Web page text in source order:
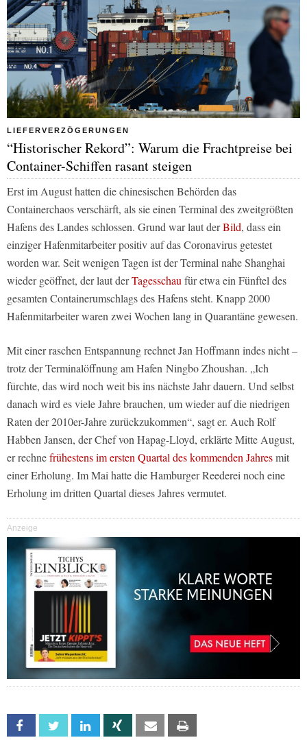
LIEFERVERZÖGERUNGEN
“Historischer Rekord”: Warum die Frachtpreise bei
Container-Schiffen rasant steigen
Erst im August hatten die chinesischen Behörden das
Containerchaos verschärft, als sie einen Terminal des zweitgrößten
Hafens des Landes schlossen. Grund war laut derBild, dass ein
einziger Hafenmitarbeiter positiv auf das Coronavirus getestet
worden war. Seit wenigen Tagen ist der Terminal nahe Shanghai
wieder geöffnet, der laut derTagesschau für etwa ein Fünftel des
gesamten Containerumschlags des Hafens steht. Knapp 2000
Hafenmitarbeiter waren zwei Wochen lang in Quarantäne gewesen.
Mit einer raschen Entspannung rechnet Jan Hoffmann indes nicht –
trotz der Terminalöffnung am Hafen Ningbo Zhoushan. „Ich
fürchte, das wird noch weit bis ins nächste Jahr dauern. Und selbst
danach wird es viele Jahre brauchen, um wieder auf die niedrigen
Raten der 2010er-Jahre zurückzukommen“, sagt er. Auch Rolf
Habben Jansen, der Chef von Hapag-Lloyd, erklärte Mitte August,
er rechnefrühestens im ersten Quartal des kommenden Jahresmit
einer Erholung. Im Mai hatte die Hamburger Reederei noch eine
Erholung im dritten Quartal dieses Jahres vermutet.
Anzeige
Facebook Twitter Linkedin Xing Email